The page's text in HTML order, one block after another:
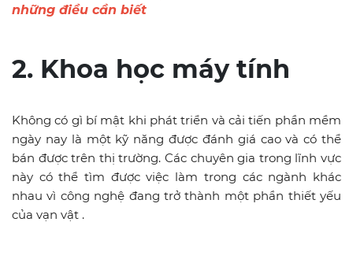
những điều cần biết
2. Khoa học máy tính
Không có gì bí mật khi phát triển và cải tiến phần mềm
ngày nay là một kỹ năng được đánh giá cao và có thể
bán được trên thị trường. Các chuyên gia trong lĩnh vực
này có thể tìm được việc làm trong các ngành khác
nhau vì công nghệ đang trở thành một phần thiết yếu
của vạn vật .